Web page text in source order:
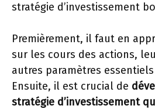
stratégie d’investissement
Premièrement, il faut en
sur les cours des actions,
autres paramètres
Ensuite, il est crucial de
stratégie d’investissement